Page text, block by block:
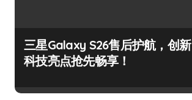
三星Galaxy S26售后护航，创新
科技亮点抢先畅享！